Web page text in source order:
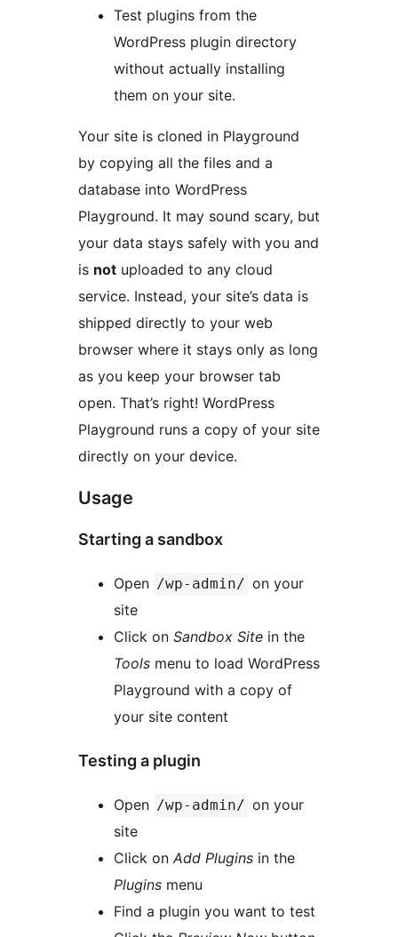
Test plugins from the
WordPress plugin directory
without actually installing
them on your site.
Your site is cloned in Playground
by copying all the files and a
database into WordPress
Playground. It may sound scary, but
your data stays safely with you and
is not uploaded to any cloud
service. Instead, your site’s data is
shipped directly to your web
browser where it stays only as long
as you keep your browser tab
open. That’s right! WordPress
Playground runs a copy of your site
directly on your device.
Usage
Starting a sandbox
Open /wp-admin/ on your
site
Click on Sandbox Site in the
Tools menu to load WordPress
Playground with a copy of
your site content
Testing a plugin
Open /wp-admin/ on your
site
Click on Add Plugins in the
Plugins menu
Find a plugin you want to test